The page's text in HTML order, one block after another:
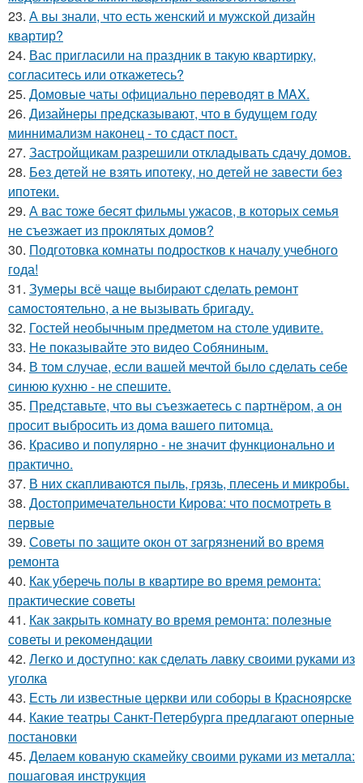
23. А вы знали, что есть женский и мужской дизайн
квартир?
24. Вас пригласили на праздник в такую квартирку,
согласитесь или откажетесь?
25. Домовые чаты официально переводят в MAX.
26. Дизайнеры предсказывают, что в будущем году
миннимализм наконец - то сдаст пост.
27. Застройщикам разрешили откладывать сдачу домов.
28. Без детей не взять ипотеку, но детей не завести без
ипотеки.
29. А вас тоже бесят фильмы ужасов, в которых семья
не съезжает из проклятых домов?
30. Подготовка комнаты подростков к началу учебного
года!
31. Зумеры всё чаще выбирают сделать ремонт
самостоятельно, а не вызывать бригаду.
32. Гостей необычным предметом на столе удивите.
33. Не показывайте это видео Собяниным.
34. В том случае, если вашей мечтой было сделать себе
синюю кухню - не спешите.
35. Представьте, что вы съезжаетесь с партнёром, а он
просит выбросить из дома вашего питомца.
36. Красиво и популярно - не значит функционально и
практично.
37. В них скапливаются пыль, грязь, плесень и микробы.
38. Достопримечательности Кирова: что посмотреть в
первые
39. Советы по защите окон от загрязнений во время
ремонта
40. Как уберечь полы в квартире во время ремонта:
практические советы
41. Как закрыть комнату во время ремонта: полезные
советы и рекомендации
42. Легко и доступно: как сделать лавку своими руками из
уголка
43. Есть ли известные церкви или соборы в Красноярске
44. Какие театры Санкт-Петербурга предлагают оперные
постановки
45. Делаем кованую скамейку своими руками из металла:
пошаговая инструкция